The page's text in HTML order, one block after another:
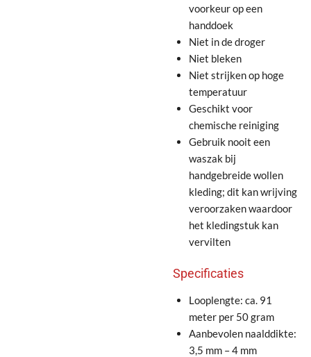
voorkeur op een
handdoek
Niet in de droger
Niet bleken
Niet strijken op hoge
temperatuur
Geschikt voor
chemische reiniging
Gebruik nooit een
waszak bij
handgebreide wollen
kleding; dit kan wrijving
veroorzaken waardoor
het kledingstuk kan
vervilten
Specificaties
Looplengte: ca. 91
meter per 50 gram
Aanbevolen naalddikte:
3,5 mm – 4 mm